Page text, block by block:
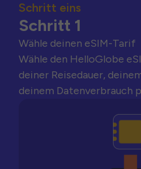
Schritt eins
Schritt 1
Wähle deinen eSIM-Tarif
Wähle den HelloGlobe
deiner Reisedauer,
deinem Datenverbrauch